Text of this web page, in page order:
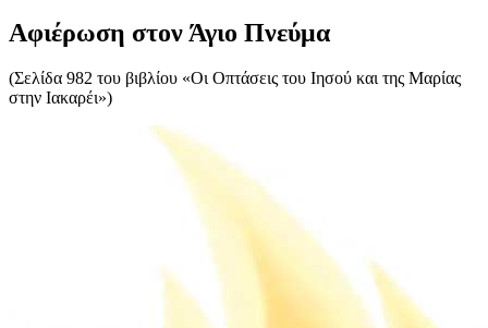
Αφιέρωση στον Άγιο Πνεύμα
(Σελίδα 982 του βιβλίου «Οι Οπτάσεις του Ιησού και της Μαρίας
στην Ιακαρέι»)